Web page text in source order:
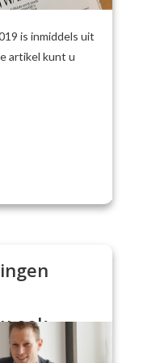
is inmiddels uit
artikel kunt u
ook